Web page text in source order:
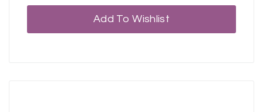
Add To Wishlist